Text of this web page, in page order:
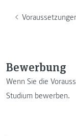
Bewerbung
Wenn Sie die
Studium bewerben.